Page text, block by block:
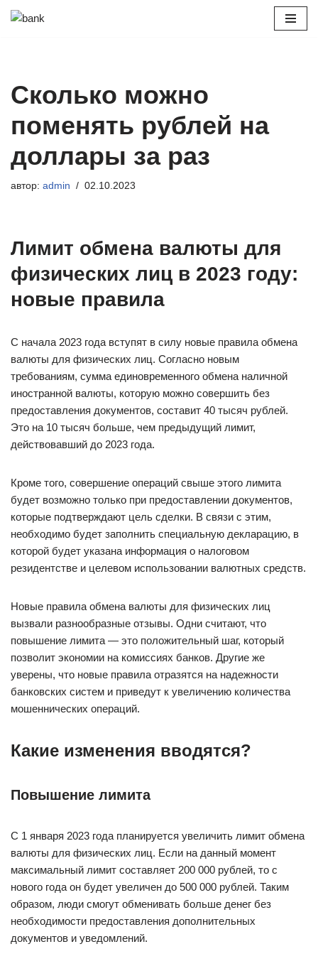
Сколько можно
поменять рублей на
доллары за раз
автор: admin 02.10.2023
Лимит обмена валюты для
физических лиц в 2023 году:
новые правила
С начала 2023 года вступят в силу новые правила обмена
валюты для физических лиц. Согласно новым
требованиям, сумма единовременного обмена наличной
иностранной валюты, которую можно совершить без
предоставления документов, составит 40 тысяч рублей.
Это на 10 тысяч больше, чем предыдущий лимит,
действовавший до 2023 года.
Кроме того, совершение операций свыше этого лимита
будет возможно только при предоставлении документов,
которые подтверждают цель сделки. В связи с этим,
необходимо будет заполнить специальную декларацию, в
которой будет указана информация о налоговом
резидентстве и целевом использовании валютных средств.
Новые правила обмена валюты для физических лиц
вызвали разнообразные отзывы. Одни считают, что
повышение лимита — это положительный шаг, который
позволит экономии на комиссиях банков. Другие же
уверены, что новые правила отразятся на надежности
банковских систем и приведут к увеличению количества
мошеннических операций.
Какие изменения вводятся?
Повышение лимита
С 1 января 2023 года планируется увеличить лимит обмена
валюты для физических лиц. Если на данный момент
максимальный лимит составляет 200 000 рублей, то с
нового года он будет увеличен до 500 000 рублей. Таким
образом, люди смогут обменивать больше денег без
необходимости предоставления дополнительных
документов и уведомлений.